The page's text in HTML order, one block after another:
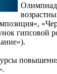
гипсовой